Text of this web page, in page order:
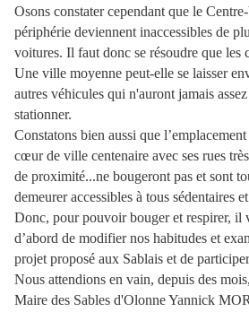
Osons constater cependant que le
périphérie deviennent inaccessibles de
voitures. Il faut donc se résoudre que les
Une ville moyenne peut-elle se laisser
autres véhicules qui n'auront jamais
stationner.
Constatons bien aussi que
cœur de ville centenaire avec ses rues
de proximité...ne bougeront pas et sont
demeurer accessibles à tous sédentaires
Donc, pour pouvoir bouger et respirer, il
d’abord de modifier nos habitudes et
projet proposé aux Sablais et de
Nous attendions en vain, depuis des
Maire des Sables d'Olonne Yannick